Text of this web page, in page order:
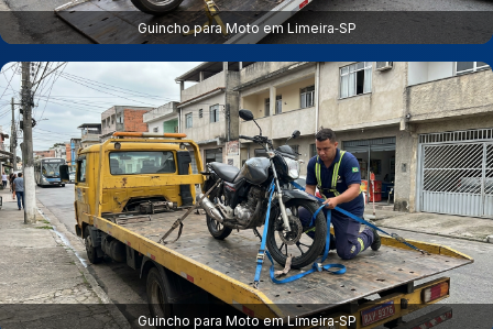
Guincho para Moto em Limeira‑SP
Guincho para Moto em Limeira‑SP